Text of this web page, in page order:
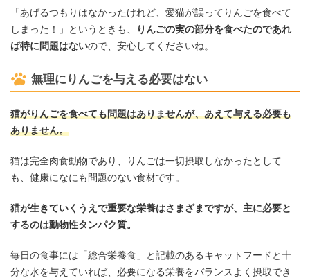
「あげるつもりはなかったけれど、愛猫が誤ってりんごを食べて
しまった！」というときも、
りんごの実の部分を食べたのであれ
ば特に問題はないので、安心してくださいね。
無理にりんごを与える必要はない
猫がりんごを食べても問題はありませんが、あえて与える必要も
ありません。
猫は完全肉食動物であり、りんごは一切摂取しなかったとして
も、健康になにも問題のない食材です。
猫が生きていくうえで重要な栄養はさまざまですが、主に必要と
するのは動物性タンパク質。
毎日の食事には「総合栄養食」と記載のあるキャットフードと十
分な水を与えていれば、必要になる栄養をバランスよく摂取でき